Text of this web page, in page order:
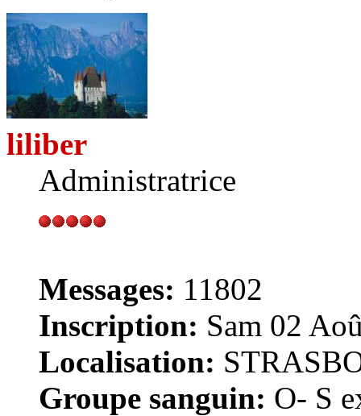
liliber
Administratrice
Messages: 11802
Inscription: Sam 02
Localisation:
Groupe sanguin: O- S